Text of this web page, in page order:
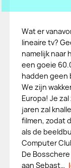
Wat er
lineaire tv?
namelijk naar
een goeie
hadden geen
We zijn
Europa! Je
jaren zal
filmen, zodat
als de
Computer
De
aan Sebast…